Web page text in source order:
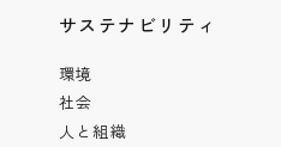
サステナビリティ
環境
社会
人と組織